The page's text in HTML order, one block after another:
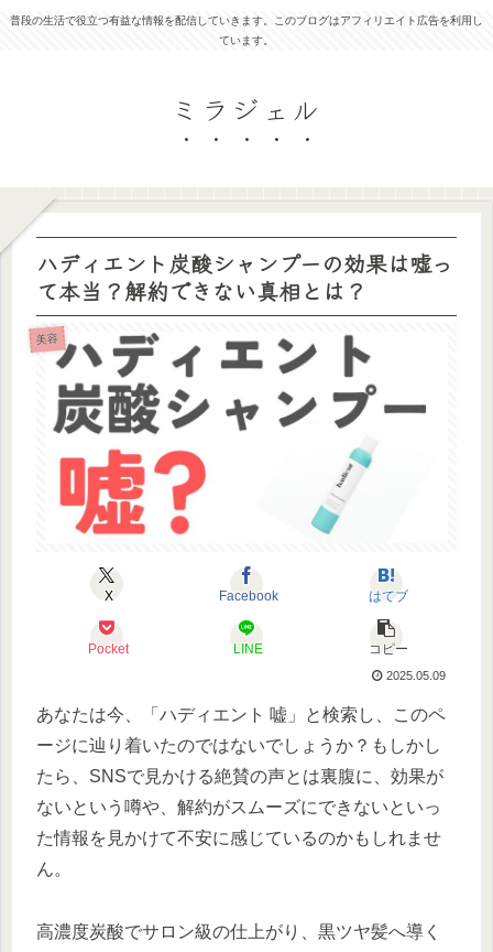
普段の生活で役立つ有益な情報を配信していきます。このブログはアフィリエイト広告を利用し
ています。
ミラジェル
ハディエント炭酸シャンプーの効果は嘘っ
て本当？解約できない真相とは？
美容
X Facebook はてブ
Pocket LINE コピー
2025.05.09
あなたは今、「ハディエント 嘘」と検索し、このペ
ージに辿り着いたのではないでしょうか？もしかし
たら、SNSで見かける絶賛の声とは裏腹に、効果が
ないという噂や、解約がスムーズにできないといっ
た情報を見かけて不安に感じているのかもしれませ
ん。
高濃度炭酸でサロン級の仕上がり、黒ツヤ髪へ導く